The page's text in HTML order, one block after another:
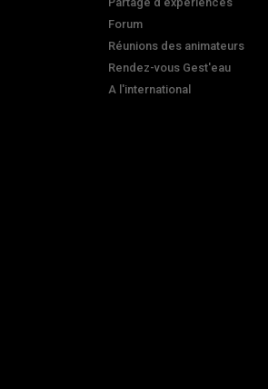
Forum
Réunions des animateurs
Rendez-vous Gest'eau
A l'international